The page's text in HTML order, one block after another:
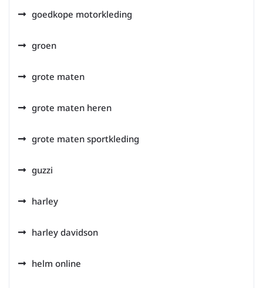
goedkope motorkleding
groen
grote maten
grote maten heren
grote maten sportkleding
guzzi
harley
harley davidson
helm online